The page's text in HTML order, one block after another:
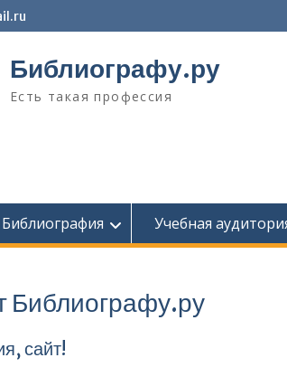
Библиографу.ру
Есть такая профессия
Библиография Учебная
Библиографу.ру
сайт!